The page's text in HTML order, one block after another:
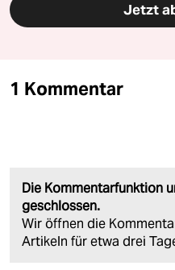
Jetzt
1 Kommentar
Die Kommentarfunktion
geschlossen.
Wir öffnen die
Artikeln für etwa drei